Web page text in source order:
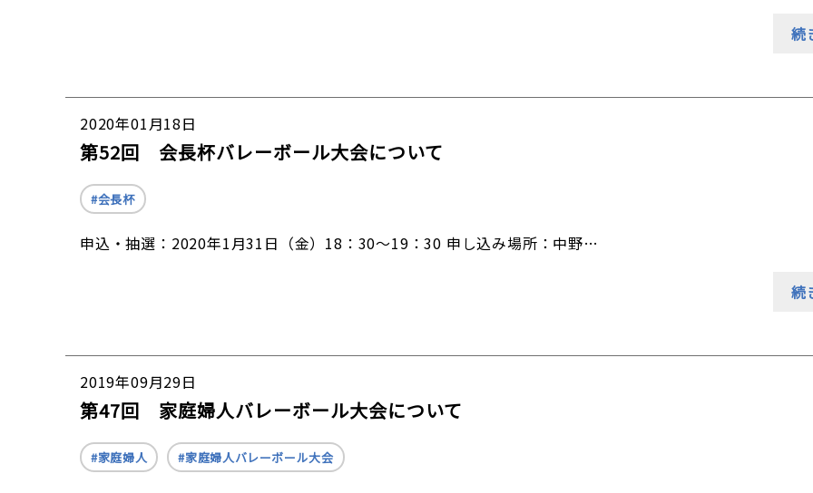
続
2020年01月18日
第52回 会長杯バレーボール大会について
会長杯
申込・抽選：2020年1月31日（金）18：30〜19：30 申し込み場所：中野…
続
2019年09月29日
第47回 家庭婦人バレーボール大会について
家庭婦人 家庭婦人バレーボール大会